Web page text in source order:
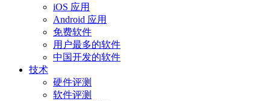
iOS 应用
Android 应用
免费软件
用户最多的软件
中国开发的软件
技术
硬件评测
软件评测